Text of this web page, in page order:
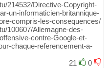
214532/Directive-Copyright-
un-informaticien-britannique-
compris-les-consequences/
100607/Allemagne-des-
contre-Google-et-
chaque-referencement-a-
21
0